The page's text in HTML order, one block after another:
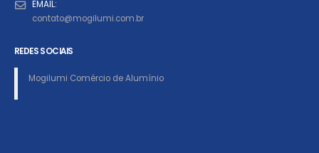
EMAIL:
contato@mogilumi.com.br
REDES SOCIAIS
Mogilumi Comércio de Alumínio